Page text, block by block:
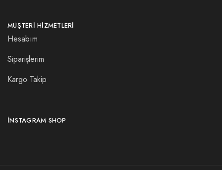
MÜŞTERI HIZMETLERI
Hesabım
Siparişlerim
Kargo Takip
INSTAGRAM SHOP